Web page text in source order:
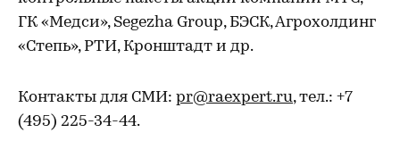
ГК «Медси», Segezha Group, БЭСК, Агрохолдинг
«Степь», РТИ, Кронштадт и др.
Контакты для СМИ: pr@raexpert.ru, тел.: +7
(495) 225-34-44.